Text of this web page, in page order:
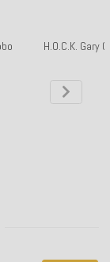
H.O.C.K. Gary